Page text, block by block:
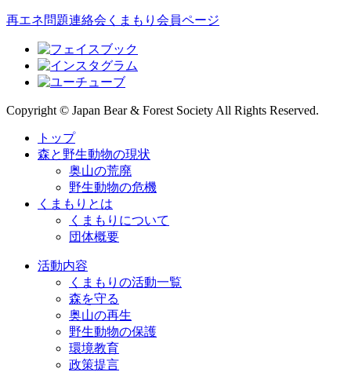
再エネ問題連絡会 くまもり会員ページ
Copyright © Japan Bear & Forest Society All Rights Reserved.
トップ
森と野生動物の現状
奥山の荒廃
野生動物の危機
くまもりとは
くまもりについて
団体概要
活動内容
くまもりの活動一覧
森を守る
奥山の再生
野生動物の保護
環境教育
政策提言